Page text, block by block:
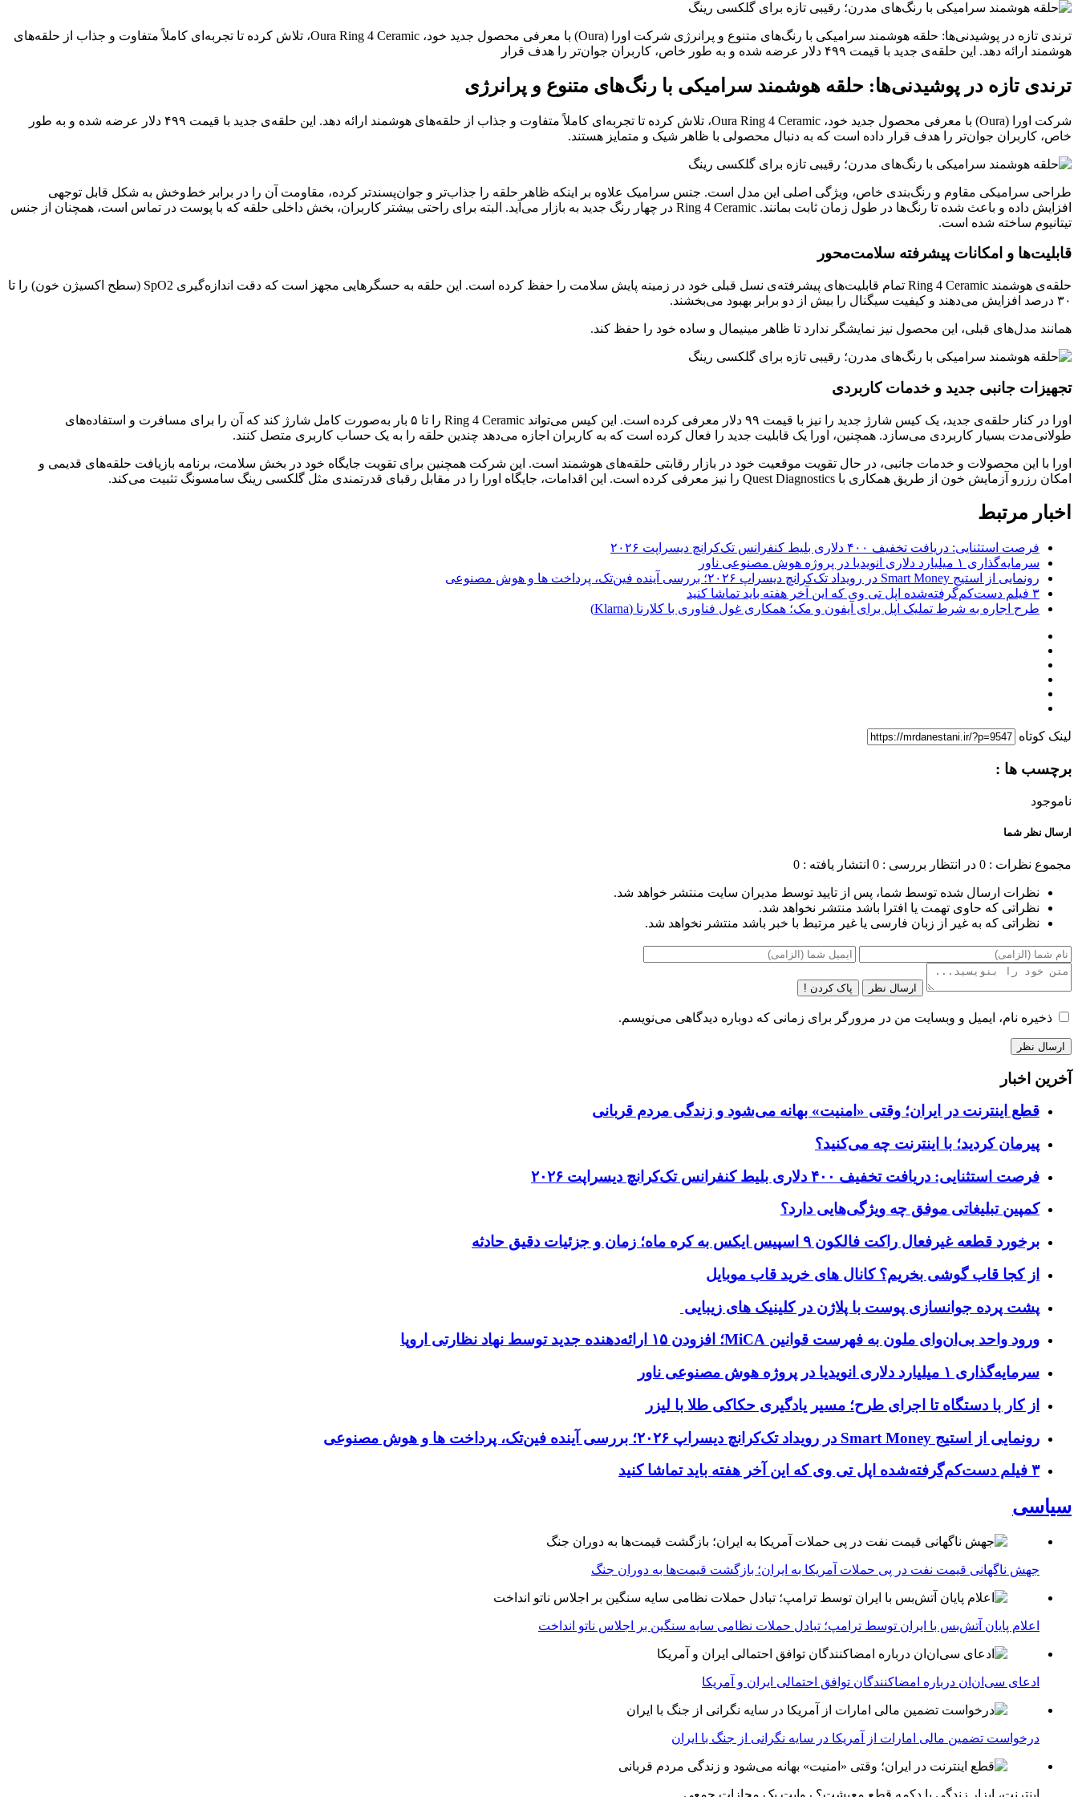
ترندی تازه در پوشیدنی‌ها: حلقه هوشمند سرامیکی با رنگ‌های متنوع و پرانرژی شرکت اورا (Oura) با معرفی محصول جدید خود، Oura Ring 4 Ceramic، تلاش کرده تا تجربه‌ای کاملاً متفاوت و جذاب از حلقه‌های
هوشمند ارائه دهد. این حلقه‌ی جدید با قیمت ۴۹۹ دلار عرضه شده و به طور خاص، کاربران جوان‌تر را هدف قرار
ترندی تازه در پوشیدنی‌ها: حلقه هوشمند سرامیکی با رنگ‌های متنوع و پرانرژی
شرکت اورا (Oura) با معرفی محصول جدید خود، Oura Ring 4 Ceramic، تلاش کرده تا تجربه‌ای کاملاً متفاوت و جذاب از حلقه‌های هوشمند ارائه دهد. این حلقه‌ی جدید با قیمت ۴۹۹ دلار عرضه شده و به طور
خاص، کاربران جوان‌تر را هدف قرار داده است که به دنبال محصولی با ظاهر شیک و متمایز هستند.
طراحی سرامیکی مقاوم و رنگ‌بندی خاص، ویژگی اصلی این مدل است. جنس سرامیک علاوه بر اینکه ظاهر حلقه را جذاب‌تر و جوان‌پسندتر کرده، مقاومت آن را در برابر خط‌وخش به شکل قابل توجهی
افزایش داده و باعث شده تا رنگ‌ها در طول زمان ثابت بمانند. Ring 4 Ceramic در چهار رنگ جدید به بازار می‌آید. البته برای راحتی بیشتر کاربران، بخش داخلی حلقه که با پوست در تماس است، همچنان از جنس
تیتانیوم ساخته شده است.
قابلیت‌ها و امکانات پیشرفته سلامت‌محور
حلقه‌ی هوشمند Ring 4 Ceramic تمام قابلیت‌های پیشرفته‌ی نسل قبلی خود در زمینه پایش سلامت را حفظ کرده است. این حلقه به حسگرهایی مجهز است که دقت اندازه‌گیری SpO2 (سطح اکسیژن خون) را تا
۳۰ درصد افزایش می‌دهند و کیفیت سیگنال را بیش از دو برابر بهبود می‌بخشند.
همانند مدل‌های قبلی، این محصول نیز نمایشگر ندارد تا ظاهر مینیمال و ساده خود را حفظ کند.
تجهیزات جانبی جدید و خدمات کاربردی
اورا در کنار حلقه‌ی جدید، یک کیس شارژ جدید را نیز با قیمت ۹۹ دلار معرفی کرده است. این کیس می‌تواند Ring 4 Ceramic را تا ۵ بار به‌صورت کامل شارژ کند که آن را برای مسافرت و استفاده‌های
طولانی‌مدت بسیار کاربردی می‌سازد. همچنین، اورا یک قابلیت جدید را فعال کرده است که به کاربران اجازه می‌دهد چندین حلقه را به یک حساب کاربری متصل کنند.
اورا با این محصولات و خدمات جانبی، در حال تقویت موقعیت خود در بازار رقابتی حلقه‌های هوشمند است. این شرکت همچنین برای تقویت جایگاه خود در بخش سلامت، برنامه بازیافت حلقه‌های قدیمی و
امکان رزرو آزمایش خون از طریق همکاری با Quest Diagnostics را نیز معرفی کرده است. این اقدامات، جایگاه اورا را در مقابل رقبای قدرتمندی مثل گلکسی رینگ سامسونگ تثبیت می‌کند.
اخبار مرتبط
فرصت استثنایی: دریافت تخفیف ۴۰۰ دلاری بلیط کنفرانس تک‌کرانچ دیسراپت ۲۰۲۶
سرمایه‌گذاری ۱ میلیارد دلاری انویدیا در پروژه هوش مصنوعی ناور
رونمایی از استیج Smart Money در رویداد تک‌کرانچ دیسراپ ۲۰۲۶؛ بررسی آینده فین‌تک، پرداخت‌ ها و هوش مصنوعی
۳ فیلم دست‌کم‌گرفته‌شده اپل تی وی که این آخر هفته باید تماشا کنید
طرح اجاره به شرط تملیک اپل برای آیفون و مک؛ همکاری غول فناوری با کلارنا (Klarna)
لینک کوتاه
برچسب ها :
ناموجود
ارسال نظر شما
مجموع نظرات : 0 در انتظار بررسی : 0 انتشار یافته : 0
نظرات ارسال شده توسط شما، پس از تایید توسط مدیران سایت منتشر خواهد شد.
نظراتی که حاوی تهمت یا افترا باشد منتشر نخواهد شد.
نظراتی که به غیر از زبان فارسی یا غیر مرتبط با خبر باشد منتشر نخواهد شد.
ارسال نظر پاک کردن !
ذخیره نام، ایمیل و وبسایت من در مرورگر برای زمانی که دوباره دیدگاهی می‌نویسم.
آخرین اخبار
قطع اینترنت در ایران؛ وقتی «امنیت» بهانه می‌شود و زندگی مردم قربانی
پیرمان کردید؛ با اینترنت چه می‌کنید؟
فرصت استثنایی: دریافت تخفیف ۴۰۰ دلاری بلیط کنفرانس تک‌کرانچ دیسراپت ۲۰۲۶
کمپین تبلیغاتی موفق چه ویژگی‌هایی دارد؟
برخورد قطعه غیرفعال راکت فالکون ۹ اسپیس ایکس به کره ماه؛ زمان و جزئیات دقیق حادثه
از کجا قاب گوشی بخریم؟ کانال های خرید قاب موبایل
پشت پرده جوانسازی پوست با پلاژن در کلینیک های زیبایی
ورود واحد بی‌ان‌وای ملون به فهرست قوانین MiCA؛ افزودن ۱۵ ارائه‌دهنده جدید توسط نهاد نظارتی اروپا
سرمایه‌گذاری ۱ میلیارد دلاری انویدیا در پروژه هوش مصنوعی ناور
از کار با دستگاه تا اجرای طرح؛ مسیر یادگیری حکاکی طلا با لیزر
رونمایی از استیج Smart Money در رویداد تک‌کرانچ دیسراپ ۲۰۲۶؛ بررسی آینده فین‌تک، پرداخت‌ ها و هوش مصنوعی
۳ فیلم دست‌کم‌گرفته‌شده اپل تی وی که این آخر هفته باید تماشا کنید
سیاسی
جهش ناگهانی قیمت نفت در پی حملات آمریکا به ایران؛ بازگشت قیمت‌ها به دوران جنگ
اعلام پایان آتش‌بس با ایران توسط ترامپ؛ تبادل حملات نظامی سایه سنگین بر اجلاس ناتو انداخت
ادعای سی‌ان‌ان درباره امضاکنندگان توافق احتمالی ایران و آمریکا
درخواست تضمین مالی امارات از آمریکا در سایه نگرانی از جنگ با ایران
اینترنت، ابزار زندگی یا دکمه قطع معیشت؟ روایت یک مجازات جمعی